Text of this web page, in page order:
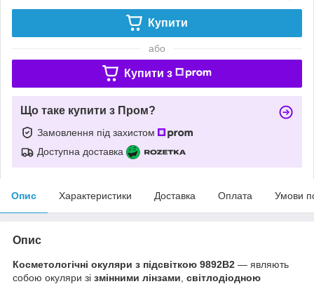
Купити
або
Купити з
Що таке купити з Пром?
Замовлення під захистом
Доступна доставка
Опис Характеристики Доставка Оплата Умови
Опис
Косметологічні окуляри з підсвіткою 9892B2 ― являють
собою окуляри зі змінними лінзами світлодіодною